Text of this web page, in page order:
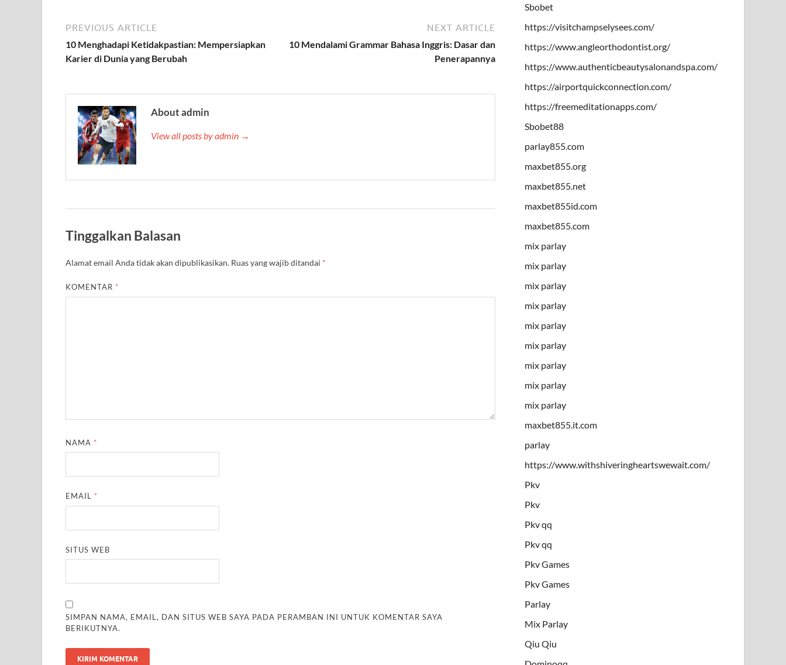
PREVIOUS ARTICLE
10 Menghadapi Ketidakpastian: Mempersiapkan
Karier di Dunia yang Berubah
NEXT ARTICLE
10 Mendalami Grammar Bahasa Inggris: Dasar dan
Penerapannya
About admin
View all posts by admin →
Tinggalkan Balasan
Alamat email Anda tidak akan dipublikasikan. Ruas yang wajib ditandai *
KOMENTAR *
NAMA *
EMAIL *
SITUS WEB
SIMPAN NAMA, EMAIL, DAN SITUS WEB SAYA PADA PERAMBAN INI UNTUK KOMENTAR SAYA
BERIKUTNYA.
Sbobet
https://visitchampselysees.com/
https://www.angleorthodontist.org/
https://www.authenticbeautysalonandspa.com/
https://airportquickconnection.com/
https://freemeditationapps.com/
Sbobet88
parlay855.com
maxbet855.org
maxbet855.net
maxbet855id.com
maxbet855.com
mix parlay
mix parlay
mix parlay
mix parlay
mix parlay
mix parlay
mix parlay
mix parlay
mix parlay
maxbet855.it.com
parlay
https://www.withshiveringheartswewait.com/
Pkv
Pkv
Pkv qq
Pkv qq
Pkv Games
Pkv Games
Parlay
Mix Parlay
Qiu Qiu